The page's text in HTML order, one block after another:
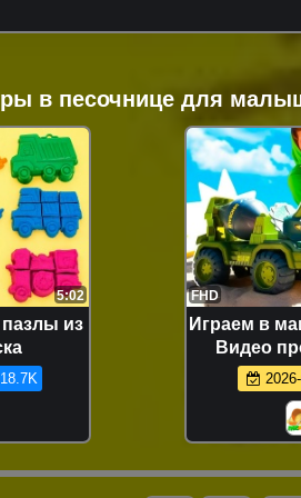
в песочнице для
5:02
из
18.7K
FHD
Играем в
Видео